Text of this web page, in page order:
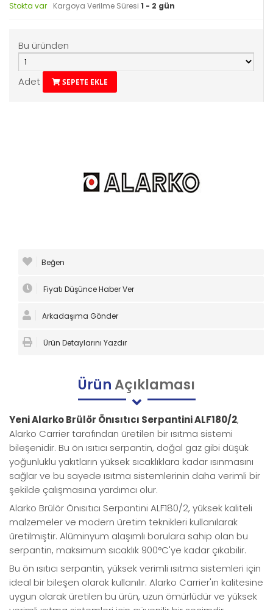
Stokta var Kargoya Verilme Süresi 1 - 2 gün
Bu üründen
Adet SEPETE EKLE
Beğen
Fiyatı Düşünce Haber Ver
Arkadaşıma Gönder
Ürün Detaylarını Yazdır
ÜrünAçıklaması
Yeni Alarko Brülör Önısıtıcı Serpantini ALF180/2,
Alarko Carrier tarafından üretilen bir ısıtma sistemi
bileşenidir. Bu ön ısıtıcı serpantin, doğal gaz gibi düşük
yoğunluklu yakıtların yüksek sıcaklıklara kadar ısınmasını
sağlar ve bu sayede ısıtma sistemlerinin daha verimli bir
şekilde çalışmasına yardımcı olur.
Alarko Brülör Önısıtıcı Serpantini ALF180/2, yüksek kaliteli
malzemeler ve modern üretim teknikleri kullanılarak
üretilmiştir. Alüminyum alaşımlı borulara sahip olan bu
serpantin, maksimum sıcaklık 900°C'ye kadar çıkabilir.
Bu ön ısıtıcı serpantin, yüksek verimli ısıtma sistemleri için
ideal bir bileşen olarak kullanılır. Alarko Carrier'ın kalitesine
uygun olarak üretilen bu ürün, uzun ömürlüdür ve yüksek